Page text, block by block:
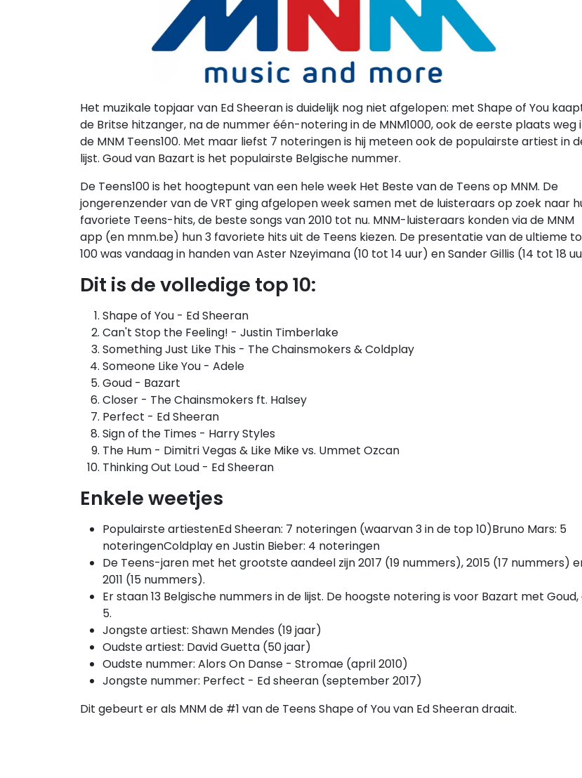
Het muzikale topjaar van Ed Sheeran is duidelijk nog niet afgelopen: met Shape of You
de Britse hitzanger, na de nummer één-notering in de MNM1000, ook de eerste plaats weg
de MNM Teens100. Met maar liefst 7 noteringen is hij meteen ook de populairste artiest in
lijst. Goud van Bazart is het populairste Belgische nummer.
De Teens100 is het hoogtepunt van een hele week Het Beste van de Teens op MNM. De
jongerenzender van de VRT ging afgelopen week samen met de luisteraars op zoek naar
favoriete Teens-hits, de beste songs van 2010 tot nu. MNM-luisteraars konden via de MNM
app (en mnm.be) hun 3 favoriete hits uit de Teens kiezen. De presentatie van de ultieme
100 was vandaag in handen van Aster Nzeyimana (10 tot 14 uur) en Sander Gillis (14 tot 18
Dit is de volledige top 10:
Shape of You - Ed Sheeran
Can't Stop the Feeling! - Justin Timberlake
Something Just Like This - The Chainsmokers & Coldplay
Someone Like You - Adele
Goud - Bazart
Closer - The Chainsmokers ft. Halsey
Perfect - Ed Sheeran
Sign of the Times - Harry Styles
The Hum - Dimitri Vegas & Like Mike vs. Ummet Ozcan
Thinking Out Loud - Ed Sheeran
Enkele weetjes
Populairste artiestenEd Sheeran: 7 noteringen (waarvan 3 in de top 10)Bruno Mars: 5
noteringenColdplay en Justin Bieber: 4 noteringen
De Teens-jaren met het grootste aandeel zijn 2017 (19 nummers), 2015 (17 nummers)
2011 (15 nummers).
Er staan 13 Belgische nummers in de lijst. De hoogste notering is voor Bazart met
5.
Jongste artiest: Shawn Mendes (19 jaar)
Oudste artiest: David Guetta (50 jaar)
Oudste nummer: Alors On Danse - Stromae (april 2010)
Jongste nummer: Perfect - Ed sheeran (september 2017)
Dit gebeurt er als MNM de #1 van de Teens Shape of You van Ed Sheeran draait.